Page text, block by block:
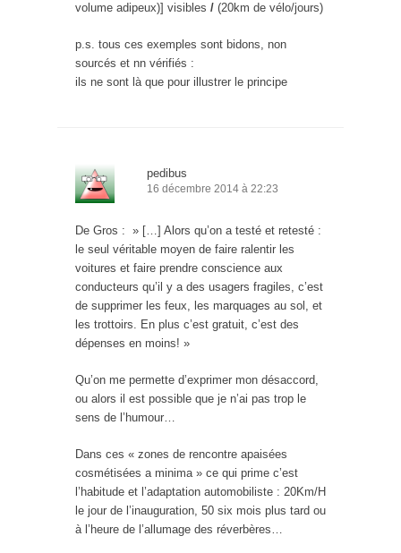
volume adipeux)] visibles / (20km de vélo/jours)
p.s. tous ces exemples sont bidons, non
sourcés et nn vérifiés :
ils ne sont là que pour illustrer le principe
pedibus
16 décembre 2014 à 22:23
De Gros : » […] Alors qu’on a testé et retesté :
le seul véritable moyen de faire ralentir les
voitures et faire prendre conscience aux
conducteurs qu’il y a des usagers fragiles, c’est
de supprimer les feux, les marquages au sol, et
les trottoirs. En plus c’est gratuit, c’est des
dépenses en moins! »
Qu’on me permette d’exprimer mon désaccord,
ou alors il est possible que je n’ai pas trop le
sens de l’humour…
Dans ces « zones de rencontre apaisées
cosmétisées a minima » ce qui prime c’est
l’habitude et l’adaptation automobiliste : 20Km/H
le jour de l’inauguration, 50 six mois plus tard ou
à l’heure de l’allumage des réverbères…